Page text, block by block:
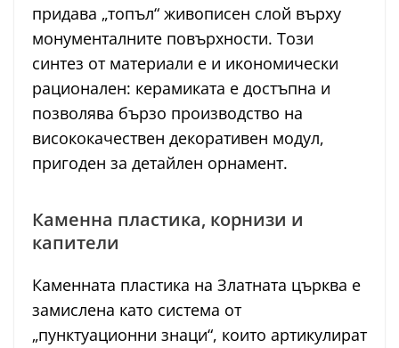
придава „топъл“ живописен слой върху
монументалните повърхности. Този
синтез от материали е и икономически
рационален: керамиката е достъпна и
позволява бързо производство на
висококачествен декоративен модул,
пригоден за детайлен орнамент.
Каменна пластика, корнизи и
капители
Каменната пластика на Златната църква е
замислена като система от
„пунктуационни знаци“, които артикулират